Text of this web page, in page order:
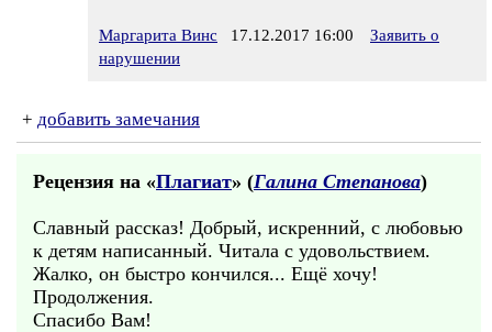
Маргарита Винс 17.12.2017 16:00
Заявить о
нарушении
+ добавить замечания
Рецензия на «Плагиат» (Галина Степанова)
Славный рассказ! Добрый, искренний, с любовью
к детям написанный. Читала с удовольствием.
Жалко, он быстро кончился... Ещё хочу!
Продолжения.
Спасибо Вам!